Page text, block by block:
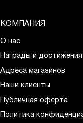
КОМПАНИЯ
О нас
Награды и достижения
Адреса магазинов
Наши клиенты
Публичная оферта
Политика